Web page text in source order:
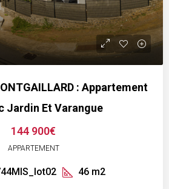
: Appartement
Jardin Et Varangue
144 900€
APPARTEMENT
46 m2